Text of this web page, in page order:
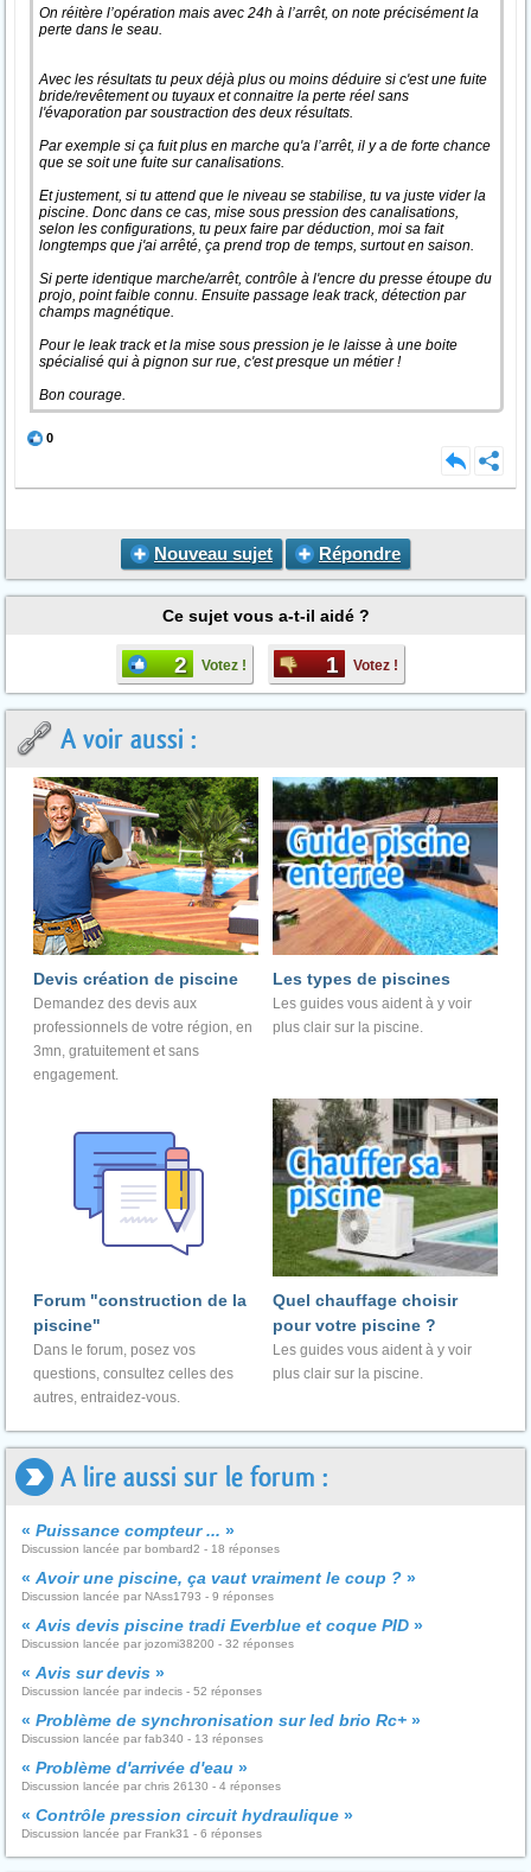
On réitère l’opération mais avec 24h à l’arrêt, on note précisément la
perte dans le seau.
Avec les résultats tu peux déjà plus ou moins déduire si c'est une fuite
bride/revêtement ou tuyaux et connaitre la perte réel sans
l'évaporation par soustraction des deux résultats.
Par exemple si ça fuit plus en marche qu'a l’arrêt, il y a de forte chance
que se soit une fuite sur canalisations.
Et justement, si tu attend que le niveau se stabilise, tu va juste vider la
piscine. Donc dans ce cas, mise sous pression des canalisations,
selon les configurations, tu peux faire par déduction, moi sa fait
longtemps que j'ai arrêté, ça prend trop de temps, surtout en saison.
Si perte identique marche/arrêt, contrôle à l'encre du presse étoupe du
projo, point faible connu. Ensuite passage leak track, détection par
champs magnétique.
Pour le leak track et la mise sous pression je le laisse à une boite
spécialisé qui à pignon sur rue, c'est presque un métier !
Bon courage.
0
Nouveau sujet Répondre
Ce sujet vous a-t-il aidé ?
2 Votez ! 1 Votez !
A voir aussi :
Devis création de piscine
Demandez des devis aux
professionnels de votre région, en
3mn, gratuitement et sans
engagement.
Les types de piscines
Les guides vous aident à y voir
plus clair sur la piscine.
Forum "construction de la
piscine"
Dans le forum, posez vos
questions, consultez celles des
autres, entraidez-vous.
Quel chauffage choisir
pour votre piscine ?
Les guides vous aident à y voir
plus clair sur la piscine.
A lire aussi sur le forum :
« Puissance compteur ... »
Discussion lancée par bombard2 - 18 réponses
« Avoir une piscine, ça vaut vraiment le coup ? »
Discussion lancée par NAss1793 - 9 réponses
« Avis devis piscine tradi Everblue et coque PID »
Discussion lancée par jozomi38200 - 32 réponses
« Avis sur devis »
Discussion lancée par indecis - 52 réponses
« Problème de synchronisation sur led brio Rc+ »
Discussion lancée par fab340 - 13 réponses
« Problème d'arrivée d'eau »
Discussion lancée par chris 26130 - 4 réponses
« Contrôle pression circuit hydraulique »
Discussion lancée par Frank31 - 6 réponses